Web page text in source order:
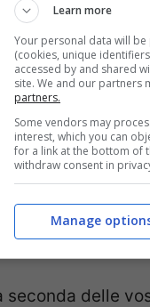
la
tutto è a portata
Visitate il
dell’isola.
vi
delle
Learn more
Your personal data will
(cookies, unique
accessed by and shared
site. We and our partners
partners.
Some vendors may
interest, which you can
for a link at the bottom of
withdraw consent in
Manage